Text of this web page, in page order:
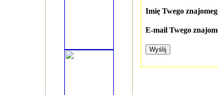
Imię Twego
E-mail Twego